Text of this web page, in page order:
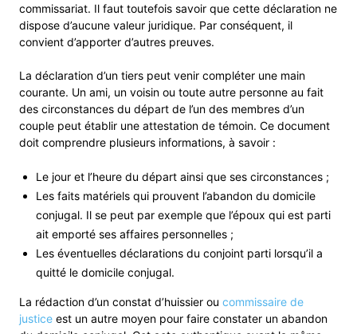
commissariat. Il faut toutefois savoir que cette déclaration ne
dispose d’aucune valeur juridique. Par conséquent, il
convient d’apporter d’autres preuves.
La déclaration d’un tiers peut venir compléter une main
courante. Un ami, un voisin ou toute autre personne au fait
des circonstances du départ de l’un des membres d’un
couple peut établir une attestation de témoin. Ce document
doit comprendre plusieurs informations, à savoir :
Le jour et l’heure du départ ainsi que ses circonstances ;
Les faits matériels qui prouvent l’abandon du domicile
conjugal. Il se peut par exemple que l’époux qui est parti
ait emporté ses affaires personnelles ;
Les éventuelles déclarations du conjoint parti lorsqu’il a
quitté le domicile conjugal.
La rédaction d’un constat d’huissier ou commissaire de
justice est un autre moyen pour faire constater un abandon